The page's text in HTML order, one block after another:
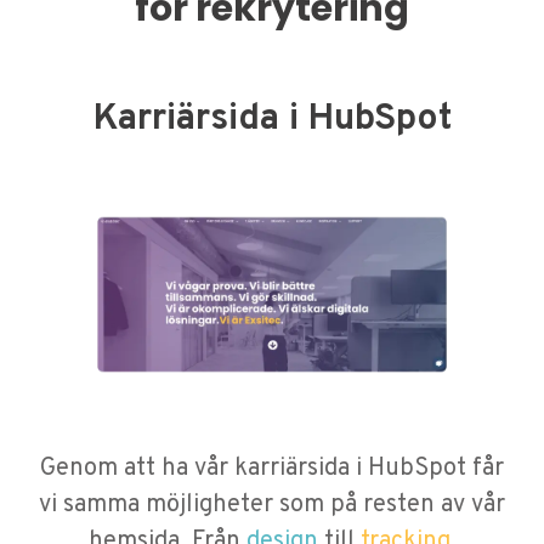
rekryteringsprocess är en stor del av vår
fokus på att utveckla processen ännu mer.
Karriärsida i HubSpot
Genom att ha vår karriärsida i HubSpot får
vi samma möjligheter som på resten av vår